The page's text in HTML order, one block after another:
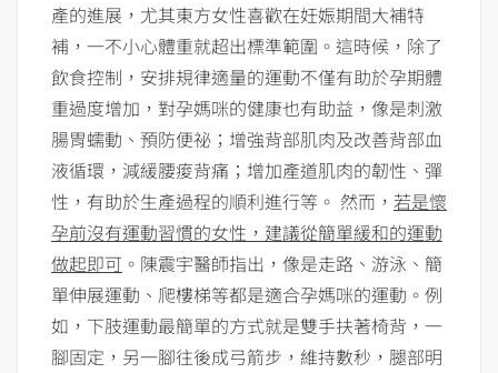
產的進展，尤其東方女性喜歡在妊娠期間大補特
補，一不小心體重就超出標準範圍。這時候，除了
飲食控制，安排規律適量的運動不僅有助於孕期體
重過度增加，對孕媽咪的健康也有助益，像是刺激
腸胃蠕動、預防便祕；增強背部肌肉及改善背部血
液循環，減緩腰痠背痛；增加產道肌肉的韌性、彈
性，有助於生產過程的順利進行等。 然而， 若是懷
孕前沒有運動習慣的女性，建議從簡單緩和的運動
做起即可 。陳震宇醫師指出，像是走路、游泳、簡
單伸展運動、爬樓梯等都是適合孕媽咪的運動。例
如，下肢運動最簡單的方式就是雙手扶著椅背，一
腳固定，另一腳往後成弓箭步，維持數秒，腿部明